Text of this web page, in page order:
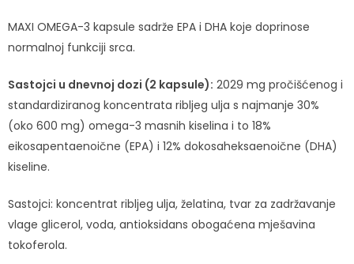
MAXI OMEGA-3 kapsule sadrže EPA i DHA koje doprinose
normalnoj funkciji srca.
Sastojci u dnevnoj dozi (2 kapsule): 2029 mg pročišćenog i
standardiziranog koncentrata ribljeg ulja s najmanje 30%
(oko 600 mg) omega-3 masnih kiselina i to 18%
eikosapentaenoične (EPA) i 12% dokosaheksaenoične (DHA)
kiseline.
Sastojci: koncentrat ribljeg ulja, želatina, tvar za zadržavanje
vlage glicerol, voda, antioksidans obogaćena mješavina
tokoferola.